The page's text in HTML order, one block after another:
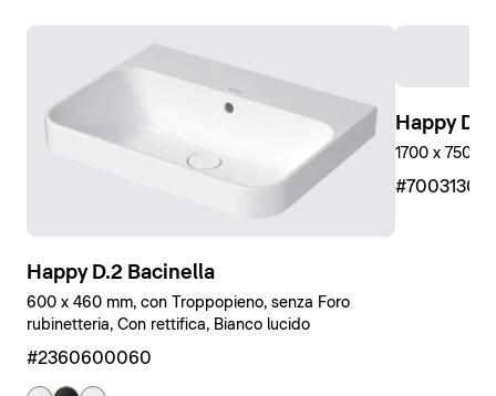
Happy D.2 Bacinella
600 x 460 mm, con Troppopieno, senza Foro
rubinetteria, Con rettifica, Bianco lucido
#2360600060
Happy
1700 x 750